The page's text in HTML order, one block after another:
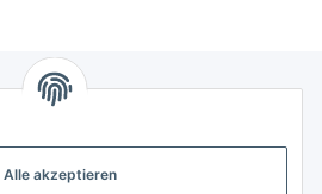
Alle akzeptieren